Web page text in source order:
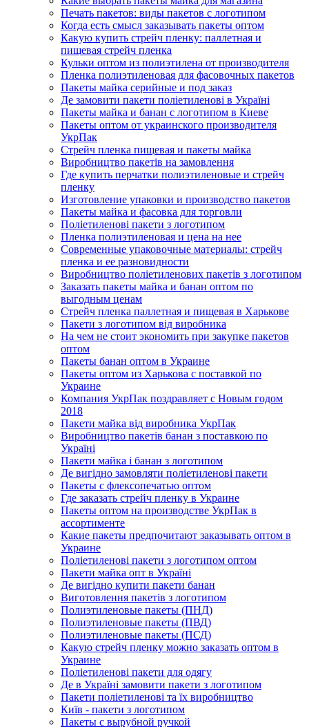
Печать пакетов: виды пакетов с логотипом
Когда есть смысл заказывать пакеты оптом
Какую купить стрейч пленку: паллетная и
пищевая стрейч пленка
Кульки оптом из полиэтилена от производителя
Пленка полиэтиленовая для фасовочных пакетов
Пакеты майка серийные и под заказ
Де замовити пакети поліетиленові в Україні
Пакеты майка и банан с логотипом в Киеве
Пакеты оптом от украинского производителя
УкрПак
Стрейч пленка пищевая и пакеты майка
Виробництво пакетів на замовлення
Где купить перчатки полиэтиленовые и стрейч
пленку
Изготовление упаковки и производство пакетов
Пакеты майка и фасовка для торговли
Поліетиленові пакети з логотипом
Пленка полиэтиленовая и цена на нее
Современные упаковочные материалы: стрейч
пленка и ее разновидности
Виробництво поліетиленових пакетів з логотипом
Заказать пакеты майка и банан оптом по
выгодным ценам
Стрейч пленка паллетная и пищевая в Харькове
Пакети з логотипом від виробника
На чем не стоит экономить при закупке пакетов
оптом
Пакеты банан оптом в Украине
Пакеты оптом из Харькова с поставкой по
Украине
Компания УкрПак поздравляет с Новым годом
2018
Пакети майка від виробника УкрПак
Виробництво пакетів банан з поставкою по
Україні
Пакети майка і банан з логотипом
Де вигідно замовляти поліетиленові пакети
Пакеты с флексопечатью оптом
Где заказать стрейч пленку в Украине
Пакеты оптом на производстве УкрПак в
ассортименте
Какие пакеты предпочитают заказывать оптом в
Украине
Поліетиленові пакети з логотипом оптом
Пакети майка опт в Україні
Де вигідно купити пакети банан
Виготовлення пакетів з логотипом
Полиэтиленовые пакеты (ПНД)
Полиэтиленовые пакеты (ПВД)
Полиэтиленовые пакеты (ПСД)
Какую стрейч пленку можно заказать оптом в
Украине
Поліетиленові пакети для одягу
Де в Україні замовити пакети з логотипом
Пакети поліетиленові та їх виробництво
Київ - пакети з логотипом
Пакеты с вырубной ручкой